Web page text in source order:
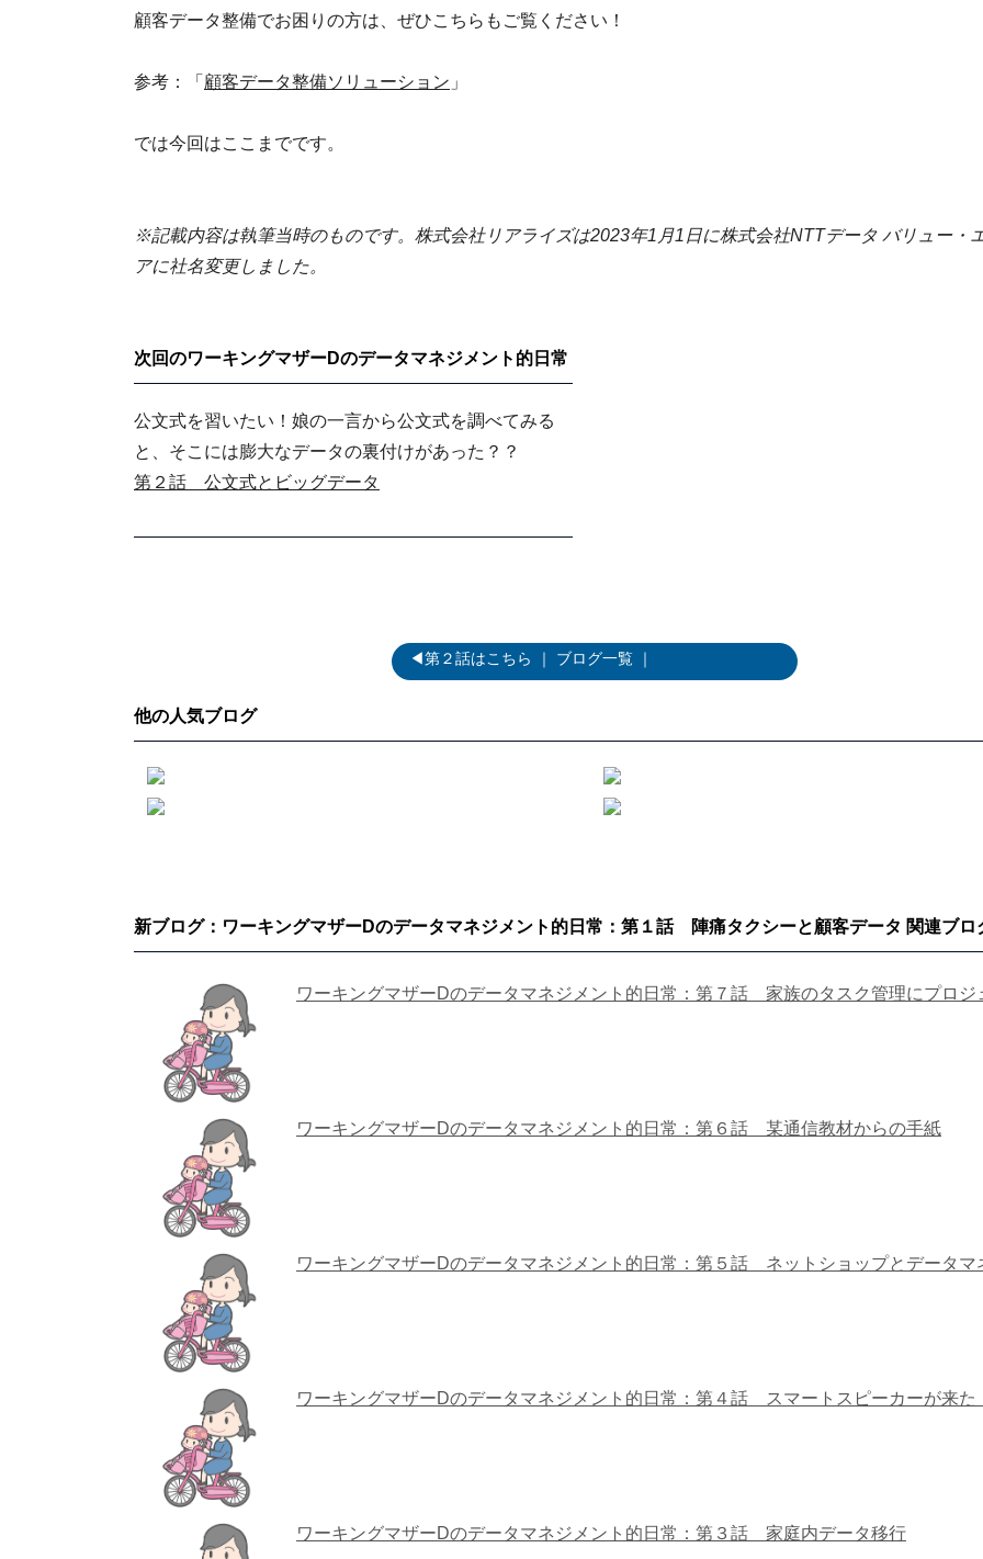
顧客データ整備でお困りの方は、ぜひこちらもご覧ください！
参考：「 顧客データ整備ソリューション 」
では今回はここまでです。
※記載内容は執筆当時のものです。株式会社リアライズは2023年1月1日に株式会社NTTデータ バリュー・
アに社名変更しました。
次回のワーキングマザーDのデータマネジメント的日常
公文式を習いたい！娘の一言から公文式を調べてみる
と、そこには膨大なデータの裏付けがあった？？
第２話 公文式とビッグデータ
◀第２話はこちら ｜ ブログ一覧 ｜
他の人気ブログ
新ブログ：ワーキングマザーDのデータマネジメント的日常：第１話 陣痛タクシーと顧客データ 関連ブロ